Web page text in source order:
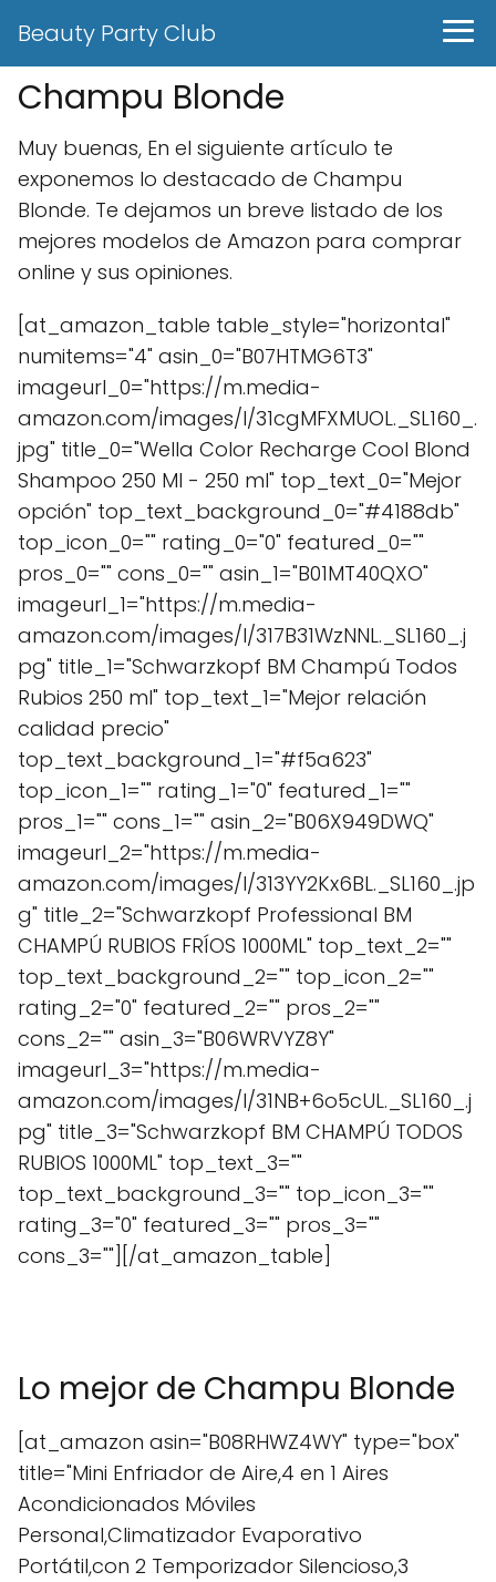
Beauty Party Club
Champu Blonde
Muy buenas, En el siguiente artículo te
exponemos lo destacado de Champu
Blonde. Te dejamos un breve listado de los
mejores modelos de Amazon para comprar
online y sus opiniones.
[at_amazon_table table_style="horizontal"
numitems="4" asin_0="B07HTMG6T3"
imageurl_0="https://m.media-
amazon.com/images/I/31cgMFXMUOL._SL160_.
jpg" title_0="Wella Color Recharge Cool Blond
Shampoo 250 Ml - 250 ml" top_text_0="Mejor
opción" top_text_background_0="#4188db"
top_icon_0="" rating_0="0" featured_0=""
pros_0="" cons_0="" asin_1="B01MT40QXO"
imageurl_1="https://m.media-
amazon.com/images/I/317B31WzNNL._SL160_.j
pg" title_1="Schwarzkopf BM Champú Todos
Rubios 250 ml" top_text_1="Mejor relación
calidad precio"
top_text_background_1="#f5a623"
top_icon_1="" rating_1="0" featured_1=""
pros_1="" cons_1="" asin_2="B06X949DWQ"
imageurl_2="https://m.media-
amazon.com/images/I/313YY2Kx6BL._SL160_.jp
g" title_2="Schwarzkopf Professional BM
CHAMPÚ RUBIOS FRÍOS 1000ML" top_text_2=""
top_text_background_2="" top_icon_2=""
rating_2="0" featured_2="" pros_2=""
cons_2="" asin_3="B06WRVYZ8Y"
imageurl_3="https://m.media-
amazon.com/images/I/31NB+6o5cUL._SL160_.j
pg" title_3="Schwarzkopf BM CHAMPÚ TODOS
RUBIOS 1000ML" top_text_3=""
top_text_background_3="" top_icon_3=""
rating_3="0" featured_3="" pros_3=""
cons_3=""][/at_amazon_table]
Lo mejor de Champu Blonde
[at_amazon asin="B08RHWZ4WY" type="box"
title="Mini Enfriador de Aire,4 en 1 Aires
Acondicionados Móviles
Personal,Climatizador Evaporativo
Portátil,con 2 Temporizador Silencioso,3